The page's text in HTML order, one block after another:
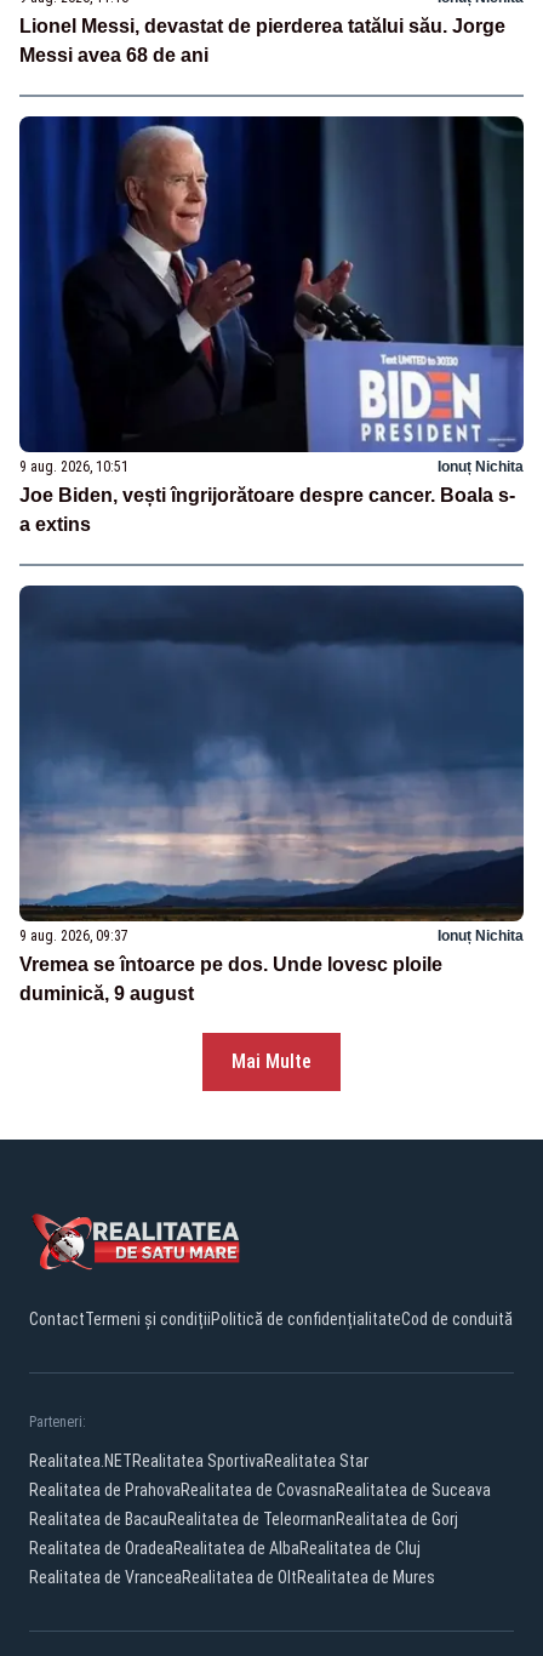
Lionel Messi, devastat de pierderea tatălui său. Jorge
Messi avea 68 de ani
9 aug. 2026, 10:51 Ionuț Nichita
Joe Biden, vești îngrijorătoare despre cancer. Boala s-
a extins
9 aug. 2026, 09:37 Ionuț Nichita
Vremea se întoarce pe dos. Unde lovesc ploile
duminică, 9 august
Mai Multe
ContactTermeni și condițiiPolitică de confidențialitateCod de conduită
Parteneri:
Realitatea.NETRealitatea SportivaRealitatea Star
Realitatea de PrahovaRealitatea de CovasnaRealitatea de Suceava
Realitatea de BacauRealitatea de TeleormanRealitatea de Gorj
Realitatea de OradeaRealitatea de AlbaRealitatea de Cluj
Realitatea de VranceaRealitatea de OltRealitatea de Mures